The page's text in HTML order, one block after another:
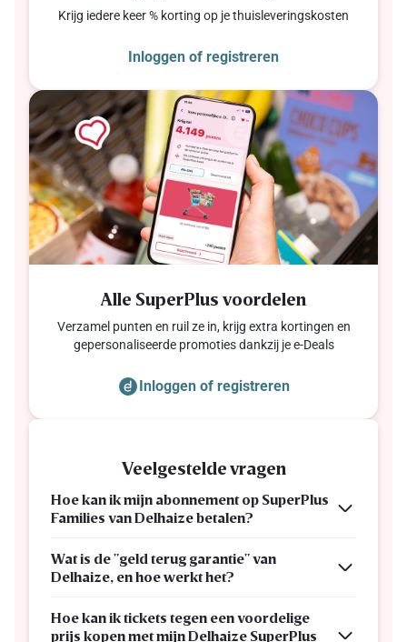
Krijg iedere keer % korting op je thuisleveringskosten
Inloggen of registreren
Alle SuperPlus voordelen
Verzamel punten en ruil ze in, krijg extra kortingen en
gepersonaliseerde promoties dankzij je e-Deals
Inloggen of registreren
Veelgestelde vragen
Hoe kan ik mijn abonnement op SuperPlus
Families van Delhaize betalen?
Wat is de "geld terug garantie" van
Delhaize, en hoe werkt het?
Hoe kan ik tickets tegen een voordelige
prijs kopen met mijn Delhaize SuperPlus